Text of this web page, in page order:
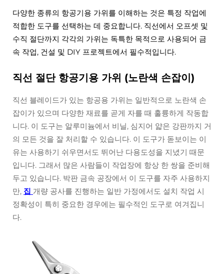
다양한 종류의 항공기용 가위를 이해하는 것은 특정 작업에
적합한 도구를 선택하는 데 중요합니다. 직선에서 오프셋 및
수직 절단까지 각각의 가위는 독특한 목적으로 사용되어 금
속 작업, 건설 및 DIY 프로젝트에서 필수적입니다.
직선 절단 항공기용 가위 (노란색 손잡이)
직선 블레이드가 있는 항공용 가위는 일반적으로 노란색 손
잡이가 있으며 다양한 재료를 곧게 자를 때 훌륭하게 작동합
니다. 이 도구는 알루미늄에서 비닐, 심지어 얇은 강판까지 거
의 모든 것을 잘 처리할 수 있습니다. 이 도구가 돋보이는 이
유는 사용하기 쉬우면서도 뛰어난 다용도성을 지녔기 때문
입니다. 그래서 많은 사람들이 작업장에 항상 한 쌍을 준비해
두고 있습니다. 박판 금속 공장에서 이 도구를 자주 사용하지
만, 집 개량 공사를 진행하는 일반 가정에서도 설치 작업 시
정확성이 특히 중요한 경우에는 필수적인 도구로 여겨집니
다.